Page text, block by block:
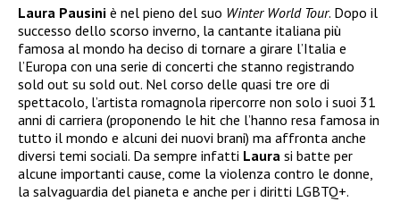
Laura Pausini è nel pieno del suo Winter World Tour. Dopo il
successo dello scorso inverno, la cantante italiana più
famosa al mondo ha deciso di tornare a girare l’Italia e
l’Europa con una serie di concerti che stanno registrando
sold out su sold out. Nel corso delle quasi tre ore di
spettacolo, l’artista romagnola ripercorre non solo i suoi 31
anni di carriera (proponendo le hit che l’hanno resa famosa in
tutto il mondo e alcuni dei nuovi brani) ma affronta anche
diversi temi sociali. Da sempre infatti Laura si batte per
alcune importanti cause, come la violenza contro le donne,
la salvaguardia del pianeta e anche per i diritti LGBTQ+.